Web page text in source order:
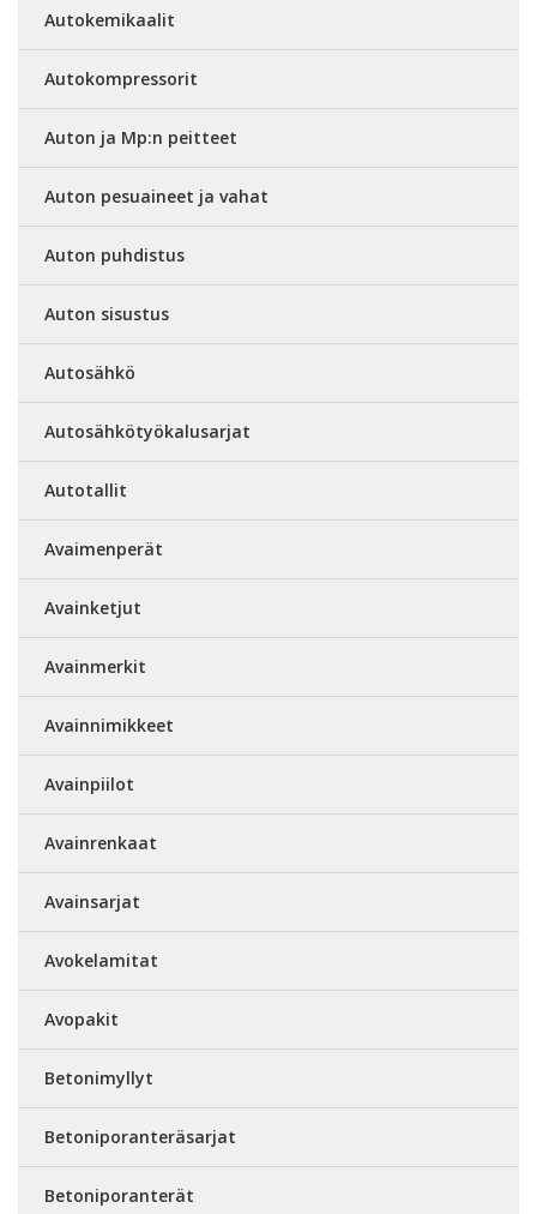
Autokemikaalit
Autokompressorit
Auton ja Mp:n peitteet
Auton pesuaineet ja vahat
Auton puhdistus
Auton sisustus
Autosähkö
Autosähkötyökalusarjat
Autotallit
Avaimenperät
Avainketjut
Avainmerkit
Avainnimikkeet
Avainpiilot
Avainrenkaat
Avainsarjat
Avokelamitat
Avopakit
Betonimyllyt
Betoniporanteräsarjat
Betoniporanterät